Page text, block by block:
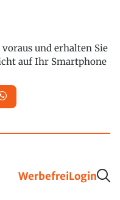
und erhalten Sie
auf Ihr Smartphone
WerbefreiLogin